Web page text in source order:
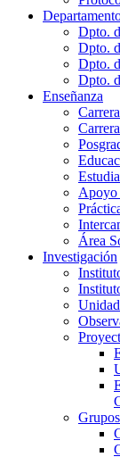
Dpto.
Dpto.
Dpto.
Dpto.
Enseñanza
Apoyo
Área
Investigación